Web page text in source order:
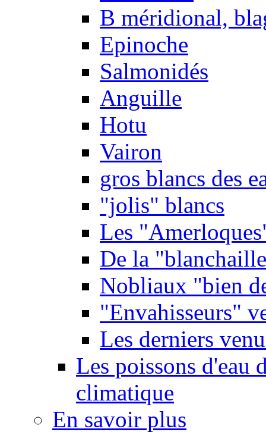
B méridional,
Epinoche
Salmonidés
Anguille
Hotu
Vairon
gros blancs des
"jolis" blancs
Les
De la
Nobliaux "bien
"Envahisseurs"
Les derniers
Les poissons d'eau
climatique
En savoir plus